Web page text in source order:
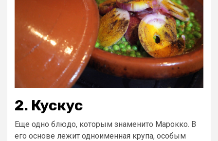
2. Кускус
Еще одно блюдо, которым знаменито Марокко. В
его основе лежит одноименная крупа, особым